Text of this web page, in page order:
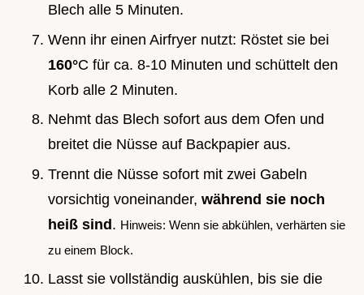
Blech alle 5 Minuten.
Wenn ihr einen Airfryer nutzt: Röstet sie bei
160°C für ca. 8-10 Minuten und schüttelt den
Korb alle 2 Minuten.
Nehmt das Blech sofort aus dem Ofen und
breitet die Nüsse auf Backpapier aus.
Trennt die Nüsse sofort mit zwei Gabeln
vorsichtig voneinander, während sie noch
heiß sind. Hinweis: Wenn sie abkühlen, verhärten sie
zu einem Block.
Lasst sie vollständig auskühlen, bis sie die